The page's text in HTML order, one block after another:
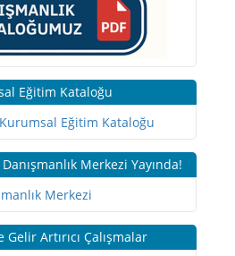
Eğitim Kataloğu
Merkezi Yayında!
Artırıcı Çalışmalar